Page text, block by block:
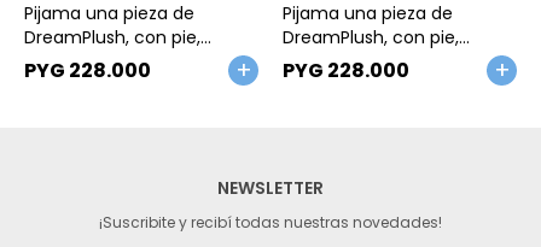
Pijama una pieza de
DreamPlush, con pie,
estampa mapache
PYG 228.000
Pijama una pieza de
DreamPlush, con pie,
diseño helicópteros
PYG 228.000
NEWSLETTER
¡Suscribite y recibí todas nuestras novedades!